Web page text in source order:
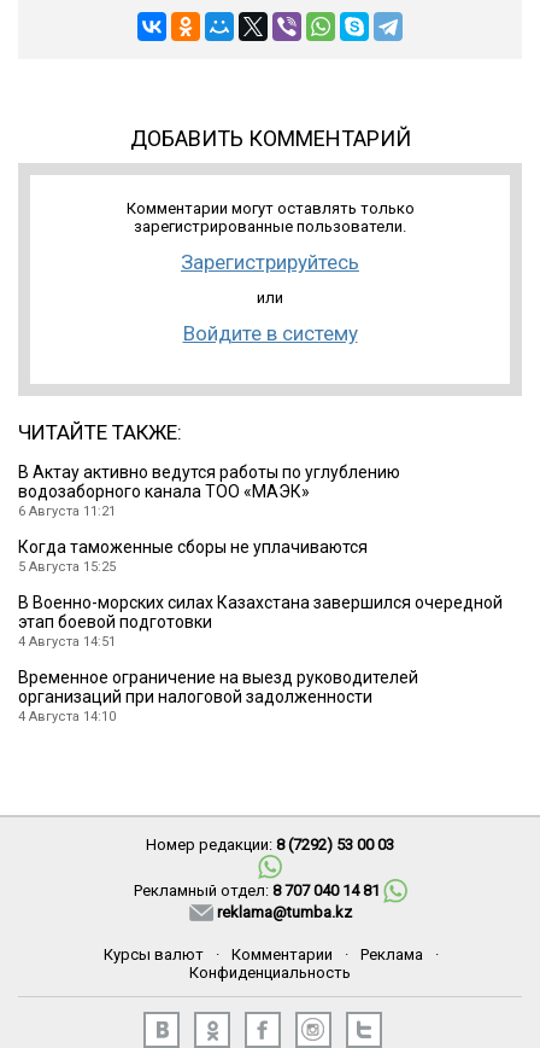
ДОБАВИТЬ КОММЕНТАРИЙ
Комментарии могут оставлять только
зарегистрированные пользователи.
Зарегистрируйтесь
или
Войдите в систему
ЧИТАЙТЕ ТАКЖЕ:
В Актау активно ведутся работы по углублению
водозаборного канала ТОО «МАЭК»
6 Августа 11:21
Когда таможенные сборы не уплачиваются
5 Августа 15:25
В Военно-морских силах Казахстана завершился очередной
этап боевой подготовки
4 Августа 14:51
Временное ограничение на выезд руководителей
организаций при налоговой задолженности
4 Августа 14:10
Номер редакции: 8 (7292) 53 00 03
Рекламный отдел: 8 707 040 14 81
reklama@tumba.kz
Курсы валют · Комментарии · Реклама
·
Конфиденциальность